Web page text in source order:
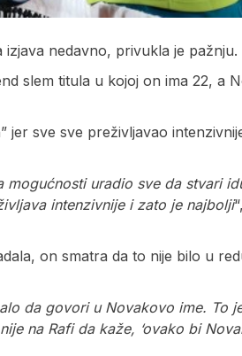
nedavno, privukla je pažnju.
slem titula u kojoj on ima 22, a
sve sve preživljavao
uradio sve da stvari
intenzivnije i zato je najbolji“,
on smatra da to nije bilo u
da govori u Novakovo ime. To
na Rafi da kaže, ‘ovako bi